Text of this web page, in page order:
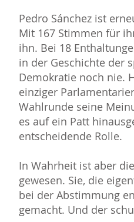
Pedro Sánchez ist
Mit 167 Stimmen für
ihn. Bei 18
in der Geschichte der
Demokratie noch nie.
einziger
Wahlrunde seine
es auf ein Patt
entscheidende Rolle.
In Wahrheit ist aber
gewesen. Sie, die
bei der Abstimmung
gemacht. Und der